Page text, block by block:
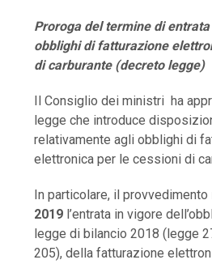
Proroga del termine di
obblighi di fatturazione
di carburante (decreto legge)
Il Consiglio dei ministri ha
legge che introduce
relativamente agli obblighi di
elettronica per le cessioni di
In particolare, il provvedimento
2019 l’entrata in vigore
legge di bilancio 2018 (legge
205), della fatturazione